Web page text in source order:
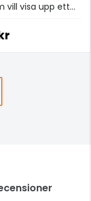
vill visa upp ett